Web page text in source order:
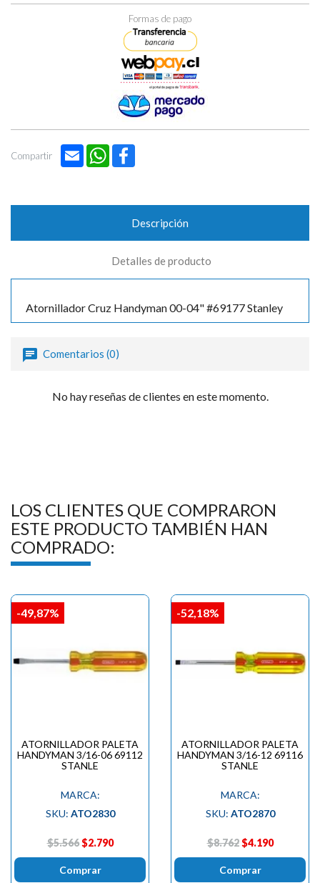
Formas de pago
Compartir Email WhatsApp
Descripción
Detalles de producto
Atornillador Cruz Handyman 00-04" #69177 Stanley
Comentarios (0)
No hay reseñas de clientes en este momento.
LOS CLIENTES QUE COMPRARON
ESTE PRODUCTO TAMBIÉN HAN
COMPRADO:
ATORNILLADOR PALETA
HANDYMAN 3/16-06 69112
STANLE
MARCA:
SKU: ATO2830
$5.566 $2.790
Comprar
-49,87%
ATORNILLADOR PALETA
HANDYMAN 3/16-12 69116
STANLE
MARCA:
SKU: ATO2870
$8.762 $4.190
Comprar
-52,18%